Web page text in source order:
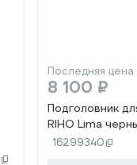
Последняя цена
8 100 ₽
Подголовник
RIHO Lima
16299340